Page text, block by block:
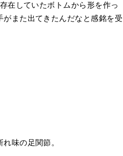
在していたボトムから形を作っ
また出てきたんだなと感銘を受
味の足関節。